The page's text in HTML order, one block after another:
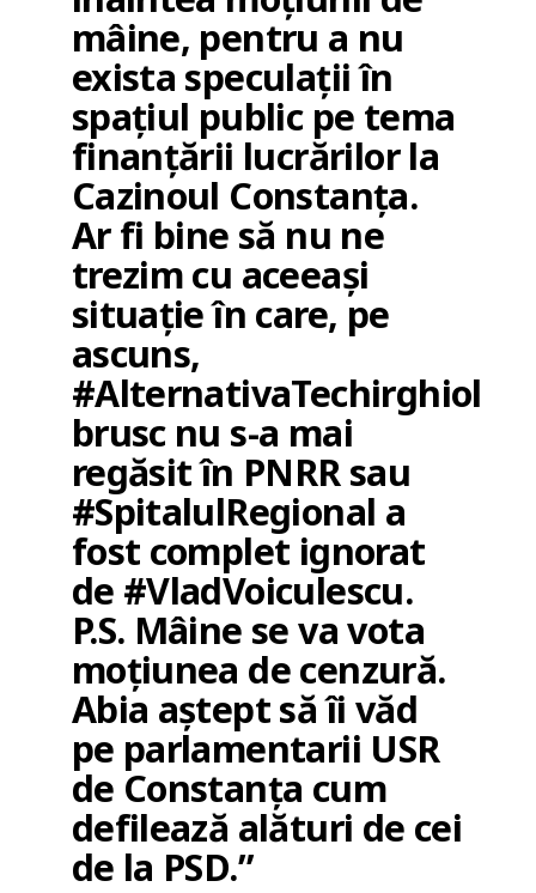
mâine, pentru a nu
exista speculații în
spațiul public pe tema
finanțării lucrărilor la
Cazinoul Constanța.
Ar fi bine să nu ne
trezim cu aceeași
situație în care, pe
ascuns,
#AlternativaTechirghiol
brusc nu s-a mai
regăsit în PNRR sau
#SpitalulRegional a
fost complet ignorat
de #VladVoiculescu.
P.S. Mâine se va vota
moțiunea de cenzură.
Abia aștept să îi văd
pe parlamentarii USR
de Constanța cum
defilează alături de cei
de la PSD.”